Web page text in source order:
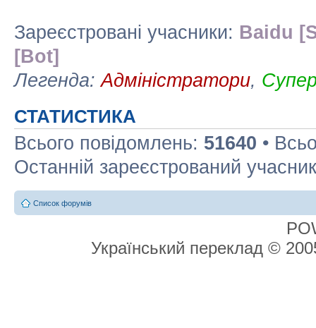
Зареєстровані учасники: Baidu
[Bot]
Легенда:Адміністратори,
СТАТИСТИКА
Всього повідомлень: 51640 •
Останній зареєстрований
Список форумів
Український переклад ©